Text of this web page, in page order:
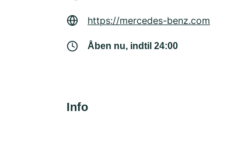
https://mercedes-benz.com
Åben nu, indtil 24:00
Info